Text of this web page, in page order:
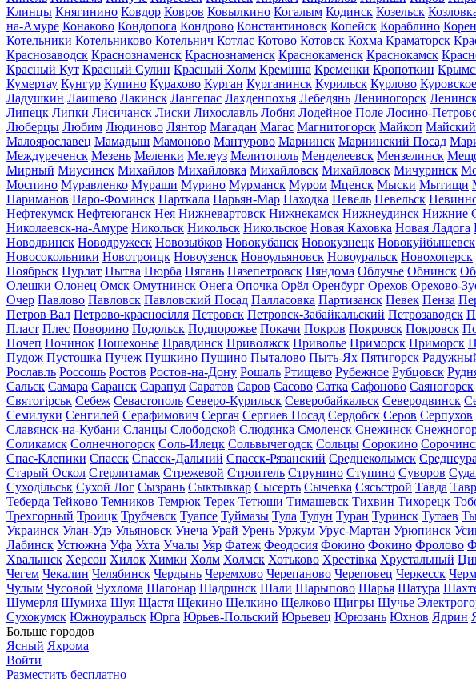
Клинцы Княгинино Ковдор Ковров Ковылкино Когалым Кодинск Козельск
на-Амуре Конаково Кондопога Кондрово Константиновск Копейск Кораблино
Котельники Котельниково Котельнич Котлас Котово Котовск Кохма Краматорск
Краснозаводск Краснознаменск Краснознаменск Краснокаменск Краснокамск
Красный Кут Красный Сулин Красный Холм Кремінна Кременки Кропоткин
Кумертау Кунгур Купино Курахово Курган Курганинск Курильск Курлово Куровское
Ладушкин Лаишево Лакинск Лангепас Лахденпохья Лебедянь Лениногорск
Липецк Липки Лисичанск Лиски Лихославль Лобня Лодейное Поле Лосино-
Люберцы Любим Людиново Лянтор Магадан Магас Магнитогорск Майкоп Майский
Малоярославец Мамадыш Мамоново Мантурово Мариинск Мариинский Посад
Междуреченск Мезень Меленки Мелеуз Мелитополь Менделеевск Мензелинск
Мирный Миусинск Михайлов Михайловка Михайловск Михайловск Мичуринск
Моспино Муравленко Мураши Мурино Мурманск Муром Мценск Мыски Мытищи
Нариманов Наро-Фоминск Нарткала Нарьян-Мар Находка Невель Невельск
Нефтекумск Нефтеюганск Нея Нижневартовск Нижнекамск Нижнеудинск Нижние
Николаевск-на-Амуре Никольск Никольск Никольское Новая Каховка Новая Ладога
Новодвинск Новодружеск Новозыбков Новокубанск Новокузнецк Новокуйбышевск
Новосокольники Новотроицк Новоузенск Новоульяновск Новоуральск Новохоперск
Ноябрьск Нурлат Нытва Нюрба Нягань Нязепетровск Няндома Облучье Обнинск
Олешки Олонец Омск Омутнинск Онега Опочка Орёл Оренбург Орехов Орехово-
Очер Павлово Павловск Павловский Посад Палласовка Партизанск Певек Пенза
Петров Вал Петрово-красносілля Петровск Петровск-Забайкальский Петрозаводск
Пласт Плес Поворино Подольск Подпорожье Покачи Покров Покровск Покровск
Почеп Починок Пошехонье Правдинск Приволжск Приволье Приморск Приморск
Пудож Пустошка Пучеж Пушкино Пущино Пыталово Пыть-Ях Пятигорск
Рославль Россошь Ростов Ростов-на-Дону Рошаль Ртищево Рубежное Рубцовск
Сальск Самара Саранск Сарапул Саратов Саров Сасово Сатка Сафоново Саяногорск
Святогірськ Себеж Севастополь Северо-Курильск Северобайкальск Северодвинск
Семилуки Сенгилей Серафимович Сергач Сергиев Посад Сердобск Серов Серпухов
Славянск-на-Кубани Сланцы Слободской Слюдянка Смоленск Снежинск
Соликамск Солнечногорск Соль-Илецк Сольвычегодск Сольцы Сорокино
Спас-Клепики Спасск Спасск-Дальний Спасск-Рязанский Среднеколымск
Старый Оскол Стерлитамак Стрежевой Строитель Струнино Ступино Суворов
Суходільськ Сухой Лог Сызрань Сыктывкар Сысерть Сычевка Сясьстрой Тавда
Теберда Тейково Темников Темрюк Терек Тетюши Тимашевск Тихвин Тихорецк
Трехгорный Троицк Трубчевск Туапсе Туймазы Тула Тулун Туран Туринск Тутаев
Украинск Улан-Удэ Ульяновск Унеча Урай Урень Уржум Урус-Мартан Урюпинск
Лабинск Устюжна Уфа Ухта Учалы Уяр Фатеж Феодосия Фокино Фокино Фролово
Хвалынск Херсон Хилок Химки Холм Холмск Хотьково Хрестівка Хрустальный
Чегем Чекалин Челябинск Чердынь Черемхово Черепаново Череповец Черкесск
Чулым Чусовой Чухлома Шагонар Шадринск Шали Шарыпово Шарья Шатура
Шумерля Шумиха Шуя Щастя Щекино Щелкино Щелково Щигры Щучье
Сухокумск Южноуральск Юрга Юрьев-Польский Юрьевец Юрюзань Юхнов Ядрин
Больше городов
Ясный Яхрома
Войти
Разместить бесплатно